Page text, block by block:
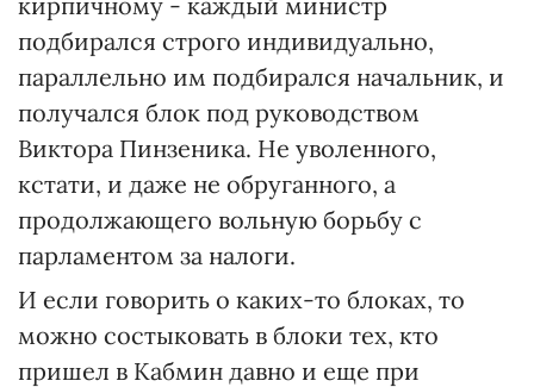
подбирался строго индивидуально,
параллельно им подбирался начальник, и
получался блок под руководством
Виктора Пинзеника. Не уволенного,
кстати, и даже не обруганного, а
продолжающего вольную борьбу с
парламентом за налоги.
И если говорить о каких-то блоках, то
можно состыковать в блоки тех, кто
пришел в Кабмин давно и еще при